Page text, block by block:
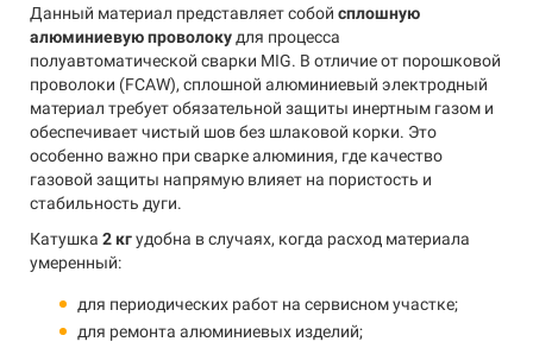
Данный материал представляет собой сплошную
алюминиевую проволокудля процесса
полуавтоматической сварки MIG. В отличие от порошковой
проволоки (FCAW), сплошной алюминиевый электродный
материал требует обязательной защиты инертным газом и
обеспечивает чистый шов без шлаковой корки. Это
особенно важно при сварке алюминия, где качество
газовой защиты напрямую влияет на пористость и
стабильность дуги.
Катушка 2 кгудобна в случаях, когда расход материала
умеренный:
для периодических работ на сервисном участке;
для ремонта алюминиевых изделий;